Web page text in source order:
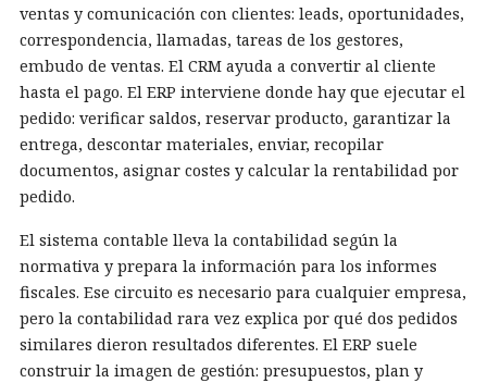
ventas y comunicación con clientes: leads, oportunidades,
correspondencia, llamadas, tareas de los gestores,
embudo de ventas. El CRM ayuda a convertir al cliente
hasta el pago. El ERP interviene donde hay que ejecutar el
pedido: verificar saldos, reservar producto, garantizar la
entrega, descontar materiales, enviar, recopilar
documentos, asignar costes y calcular la rentabilidad por
pedido.
El sistema contable lleva la contabilidad según la
normativa y prepara la información para los informes
fiscales. Ese circuito es necesario para cualquier empresa,
pero la contabilidad rara vez explica por qué dos pedidos
similares dieron resultados diferentes. El ERP suele
construir la imagen de gestión: presupuestos, plan y